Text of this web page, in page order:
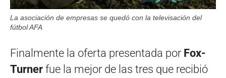
La asociación de empresas se quedó con la televisación del
fútbol AFA
Finalmente la oferta presentada por Fox-
Turner fue la mejor de las tres que recibió